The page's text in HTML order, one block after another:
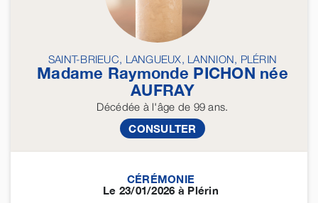
SAINT-BRIEUC, LANGUEUX, LANNION, PLÉRIN
Madame Raymonde PICHON née
AUFRAY
Décédée à l'âge de 99 ans.
CONSULTER
CÉRÉMONIE
Le 23/01/2026 à Plérin